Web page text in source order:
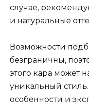
случае,
и натуральные
Возможности
безграничны,
этого кара может
уникальный
особенности и